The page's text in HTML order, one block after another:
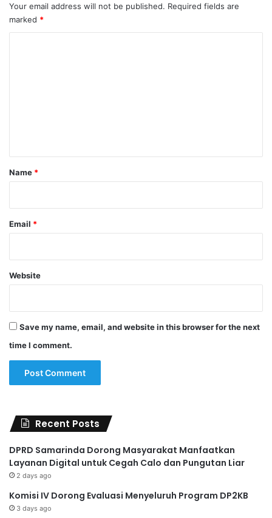
Your email address will not be published. Required fields are
marked *
*
Name *
Email *
Website
Save my name, email, and website in this browser for the next
time I comment.
Recent Posts
DPRD Samarinda Dorong Masyarakat Manfaatkan
Layanan Digital untuk Cegah Calo dan Pungutan Liar
2 days ago
Komisi IV Dorong Evaluasi Menyeluruh Program DP2KB
3 days ago